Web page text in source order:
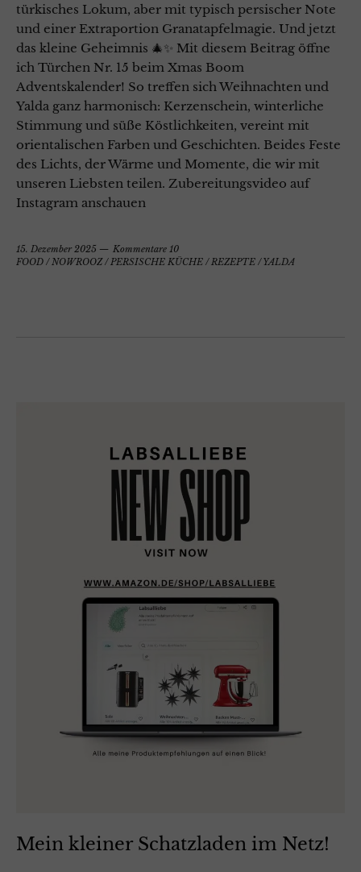
türkisches Lokum, aber mit typisch persischer Note
und einer Extraportion Granatapfelmagie. Und jetzt
das kleine Geheimnis 🎄✨ Mit diesem Beitrag öffne
ich Türchen Nr. 15 beim Xmas Boom
Adventskalender! So treffen sich Weihnachten und
Yalda ganz harmonisch: Kerzenschein, winterliche
Stimmung und süße Köstlichkeiten, vereint mit
orientalischen Farben und Geschichten. Beides Feste
des Lichts, der Wärme und Momente, die wir mit
unseren Liebsten teilen. Zubereitungsvideo auf
Instagram anschauen
15. Dezember 2025
Kommentare 10
FOOD / NOWROOZ/ PERSISCHE KÜCHE / REZEPTE /YALDA
Mein kleiner Schatzladen im Netz!